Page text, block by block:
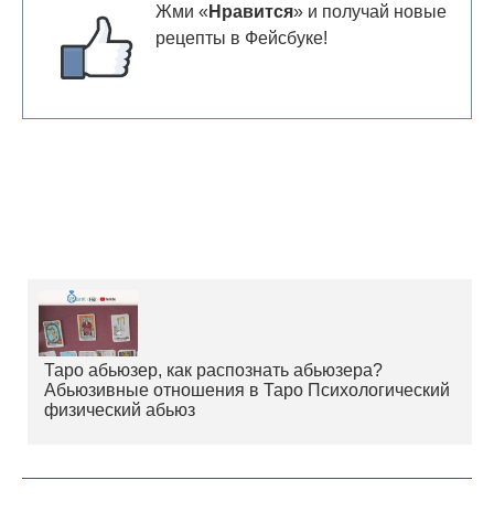
Жми « Нравится» и получай новые
рецепты в Фейсбуке!
Таро абьюзер, как распознать абьюзера?
Абьюзивные отношения в Таро Психологический
физический абьюз